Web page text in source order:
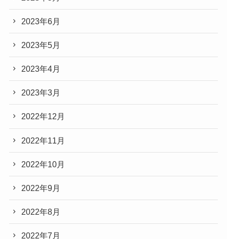
2023年6月
2023年5月
2023年4月
2023年3月
2022年12月
2022年11月
2022年10月
2022年9月
2022年8月
2022年7月